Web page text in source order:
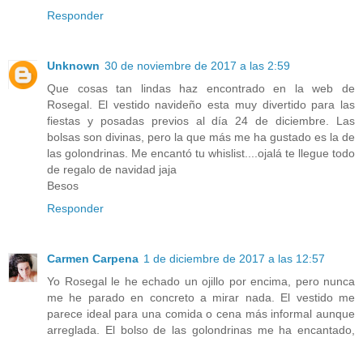
Responder
Unknown 30 de noviembre de 2017 a las 2:59
Que cosas tan lindas haz encontrado en la web de
Rosegal. El vestido navideño esta muy divertido para las
fiestas y posadas previos al día 24 de diciembre. Las
bolsas son divinas, pero la que más me ha gustado es la de
las golondrinas. Me encantó tu whislist....ojalá te llegue todo
de regalo de navidad jaja
Besos
Responder
Carmen Carpena 1 de diciembre de 2017 a las 12:57
Yo Rosegal le he echado un ojillo por encima, pero nunca
me he parado en concreto a mirar nada. El vestido me
parece ideal para una comida o cena más informal aunque
arreglada. El bolso de las golondrinas me ha encantado,